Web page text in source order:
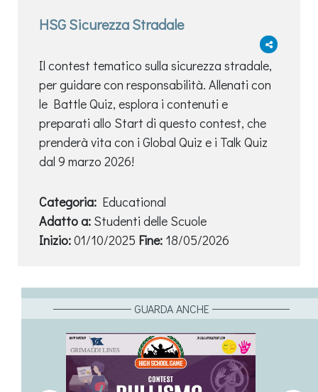
HSG Sicurezza Stradale
Il contest tematico sulla sicurezza stradale,
per guidare con responsabilità. Allenati con
le Battle Quiz, esplora i contenuti e
preparati allo Start di questo contest, che
prenderà vita con i Global Quiz e i Talk Quiz
dal 9 marzo 2026!
Categoria: Educational
Adatto a: Studenti delle Scuole
Inizio:01/10/2025 Fine: 18/05/2026
GUARDA ANCHE